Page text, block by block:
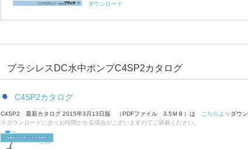
ダウンロード
ブラシレスDC水中ポンプC4SP2カタログ
C4SP2カタログ
C4SP2 最新カタログ 2015年3月13日版 （PDFファイル 3.5ＭＢ）は こちらより ダウ
※ダウンロードに少々お時間かかる場合がございますのでご容赦ください。